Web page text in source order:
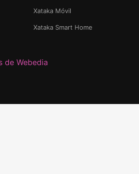
Xataka Móvil
Xataka Smart Home
de Webedia